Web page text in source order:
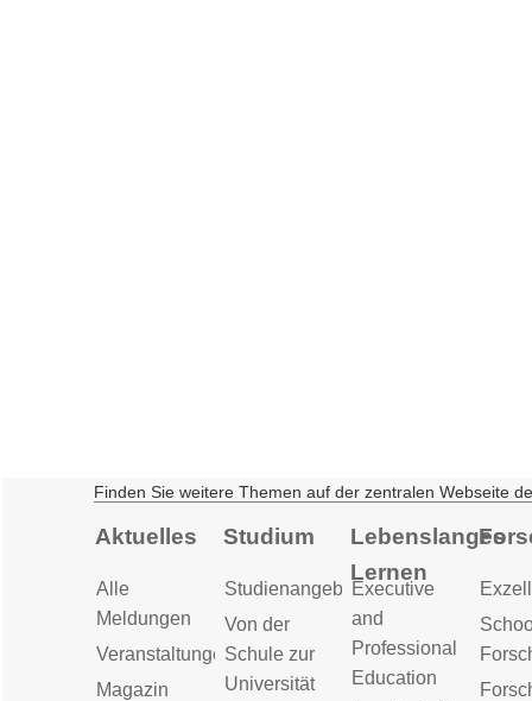
Finden Sie weitere Themen auf der zentralen Webseite
Aktuelles
Alle
Meldungen
Veranstaltungen
Magazin
Studium
Studienangebot
Von der
Schule zur
Universität
Lebenslanges
Lernen
Executive
and
Professional
Education